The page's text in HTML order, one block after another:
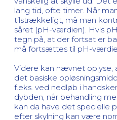
lang tid, ofte timer. Når
tilstrækkeligt, må man
såret (pH-værdien). Hvis
tegn på, at der fortsat er
må fortsættes til pH-
Videre kan nævnet oplyse,
det basiske
f.eks. ved nedløb i
dybden, når behandling
kan da have det specielle
efter skylning kan være